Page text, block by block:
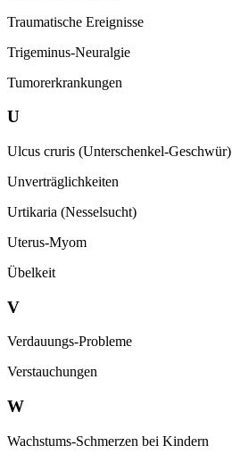
Traumatische Ereignisse
Trigeminus-Neuralgie
Tumorerkrankungen
U
Ulcus cruris (Unterschenkel-Geschwür)
Unverträglichkeiten
Urtikaria (Nesselsucht)
Uterus-Myom
Übelkeit
V
Verdauungs-Probleme
Verstauchungen
W
Wachstums-Schmerzen bei Kindern